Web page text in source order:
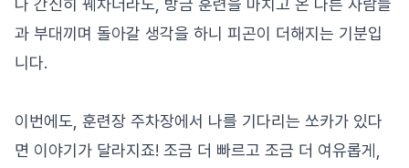
나 간신히 꿰차더라도, 방금 훈련을 마치고 온 다른 사람들
과 부대끼며 돌아갈 생각을 하니 피곤이 더해지는 기분입
니다.
이번에도, 훈련장 주차장에서 나를 기다리는 쏘카가 있다
면 이야기가 달라지죠! 조금 더 빠르고 조금 더 여유롭게,